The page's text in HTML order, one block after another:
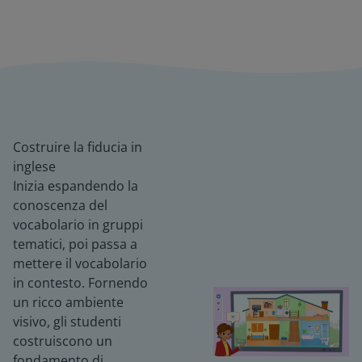
Costruire la fiducia in
inglese
Inizia espandendo la
conoscenza del
vocabolario in gruppi
tematici, poi passa a
mettere il vocabolario
in contesto. Fornendo
un ricco ambiente
visivo, gli studenti
costruiscono un